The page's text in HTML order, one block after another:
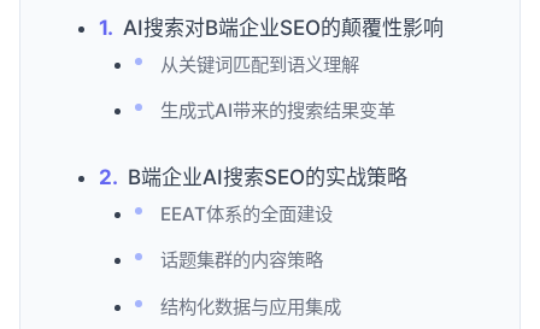
AI搜索对B端企业SEO的颠覆性影响
从关键词匹配到语义理解
生成式AI带来的搜索结果变革
B端企业AI搜索SEO的实战策略
EEAT体系的全面建设
话题集群的内容策略
结构化数据与应用集成